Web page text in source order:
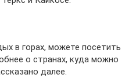
в горах, можете посетить
о странах, куда можно
далее.